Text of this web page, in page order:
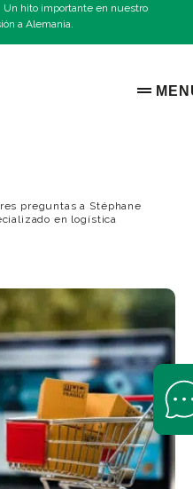
Un hito importante en nuestro
a Alemania.
OPEN
preguntas a Stéphane
en logística